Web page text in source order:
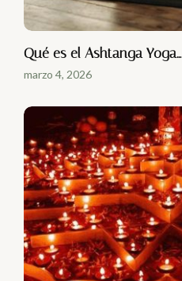
Qué es el Ashtanga Yoga…
marzo 4, 2026